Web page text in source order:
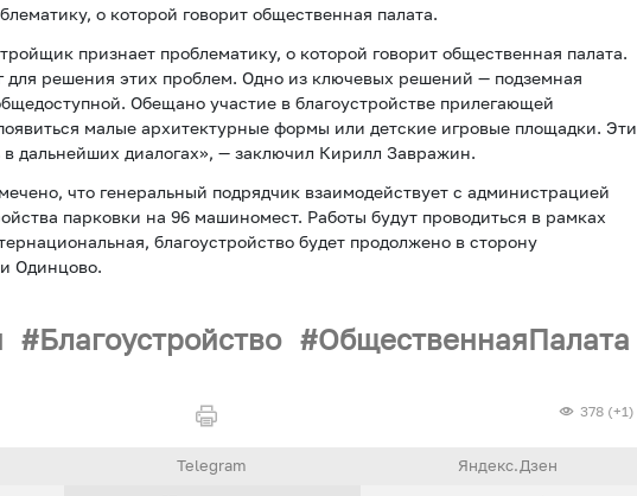
о которой говорит общественная палата.
признает проблематику, о которой говорит общественная палата.
для решения этих проблем. Одно из ключевых решений — подземная
Обещано участие в благоустройстве прилегающей
малые архитектурные формы или детские игровые площадки. Эти
дальнейших диалогах», — заключил Кирилл Завражин.
что генеральный подрядчик взаимодействует с администрацией
парковки на 96 машиномест. Работы будут проводиться в рамках
благоустройство будет продолжено в сторону
Одинцово.
Благоустройство ОбщественнаяПалата
378 (+1)